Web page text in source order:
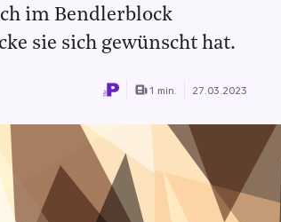
im Bendlerblock
sie sich gewünscht hat.
1 min. 27.03.2023